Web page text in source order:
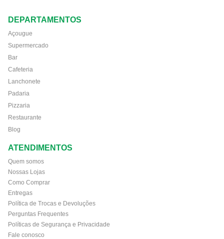
DEPARTAMENTOS
Açougue
Supermercado
Bar
Cafeteria
Lanchonete
Padaria
Pizzaria
Restaurante
Blog
ATENDIMENTOS
Quem somos
Nossas Lojas
Como Comprar
Entregas
Política de Trocas e Devoluções
Perguntas Frequentes
Políticas de Segurança e Privacidade
Fale conosco